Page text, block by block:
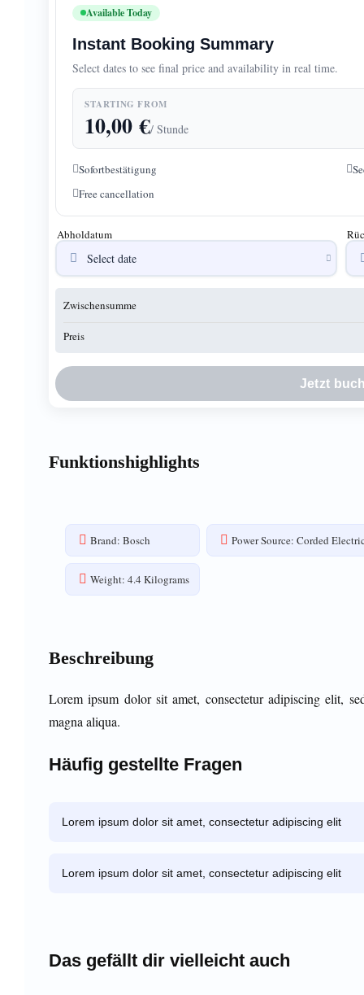
Available Today
Instant Booking Summary
Select dates to see final price and availability in real time.
STARTING FROM
10,00€/ Stunde
Sofortbestätigung
Free cancellation
Abholdatum
Zwischensumme
Preis
Jetzt
Funktionshighlights
Brand: Bosch Power Source: Corded
Weight: 4.4 Kilograms
Beschreibung
Lorem ipsum dolor sit amet, consectetur adipiscing elit,
magna aliqua.
Häufig gestellte Fragen
Lorem ipsum dolor sit amet, consectetur adipiscing elit
Lorem ipsum dolor sit amet, consectetur adipiscing elit
Das gefällt dir vielleicht auch